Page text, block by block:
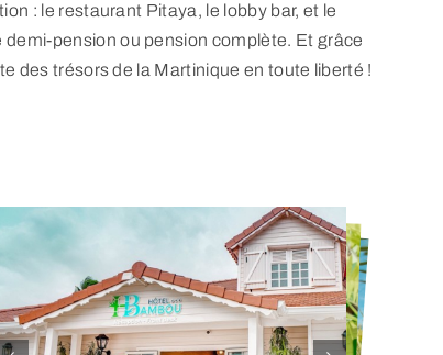
: le restaurant Pitaya, le lobby bar, et le
pension ou pension complète. Et grâce
des trésors de la Martinique en toute liberté !